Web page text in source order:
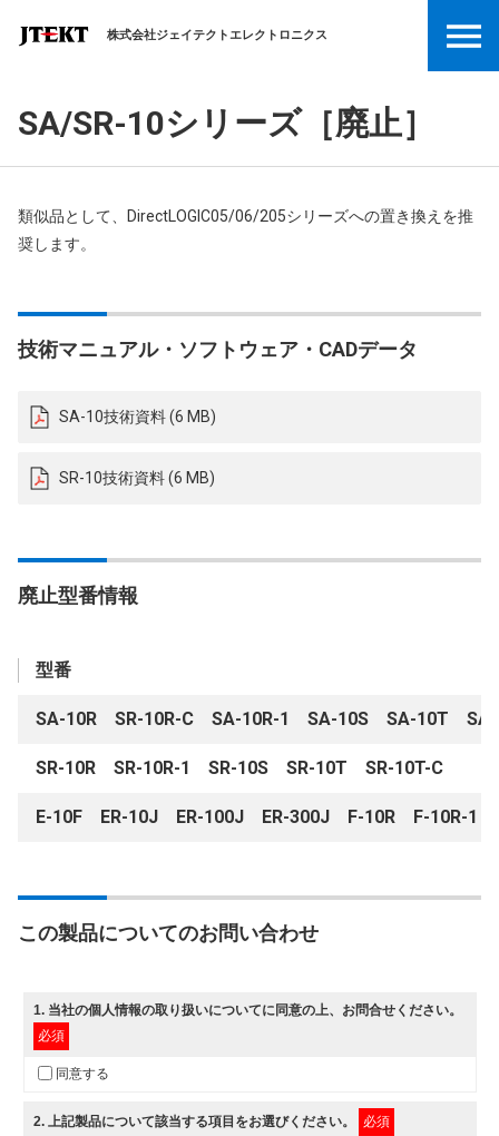
株式会社ジェイテクトエレクトロニクス
SA/SR-10シリーズ［廃止］
類似品として、DirectLOGIC05/06/205シリーズへの置き換えを推
奨します。
技術マニュアル・ソフトウェア・CADデータ
SA-10技術資料 (6 MB)
SR-10技術資料 (6 MB)
廃止型番情報
型番
SA-10R SR-10R-C SA-10R-1 SA-10S SA-10T SA-
SR-10R SR-10R-1 SR-10S SR-10T SR-10T-C
E-10F ER-10J ER-100J ER-300J F-10R F-10R-1
この製品についてのお問い合わせ
1. 当社の個人情報の取り扱いについてに同意の上、お問合せください。
必須
同意する
2. 上記製品について該当する項目をお選びください。 必須